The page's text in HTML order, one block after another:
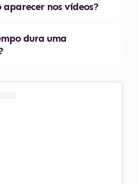
aparecer nos vídeos?
dura uma